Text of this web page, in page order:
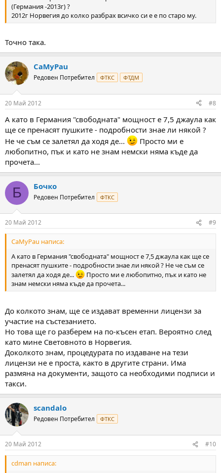
(Германия -2013г) ?
2012г Норвегия до колко разбрах всичко си е е по старо му.
Точно така.
CaMyPau
Редовен Потребител ФТКС ФТДМ
20 Май 2012 #8
А като в Германия "свободната" мощност е 7,5 джаула как
ще се пренасят пушките - подробности знае ли някой ?
Не че съм се залетял да ходя де...
Просто ми е
любопитно, пък и като не знам немски няма къде да
прочета...
Б Бочко
Редовен Потребител ФТКС
20 Май 2012 #9
CaMyPau написа:
А като в Германия "свободната" мощност е 7,5 джаула как ще се
пренасят пушките - подробности знае ли някой ? Не че съм се
залетял да ходя де...
Просто ми е любопитно, пък и като не
знам немски няма къде да прочета...
До колкото знам, ще се издават временни лицензи за
участие на състезанието.
Но това ще го разберем на по-късен етап. Вероятно след
като мине Световното в Норвегия.
Доколкото знам, процедурата по издаване на тези
лицензи не е проста, както в другите страни. Има
размяна на документи, защото са необходими подписи и
такси.
scandalo
Редовен Потребител ФТКС
20 Май 2012 #10
cdman написа: